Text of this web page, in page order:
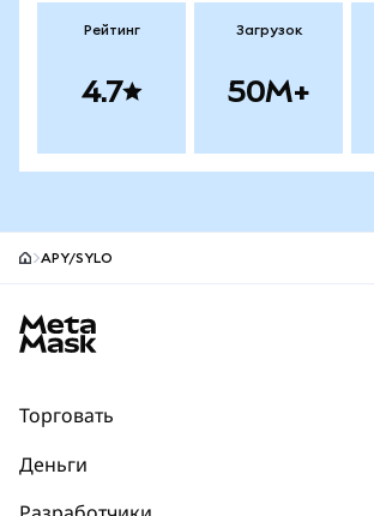
Рейтинг
4.7
Загрузок
50M+
APY/SYLO
Торговать
Деньги